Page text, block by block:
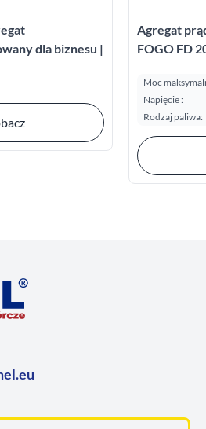
dla biznesu |
Agregat
FOGO FD
Moc
Napięcie :
Rodzaj paliwa: